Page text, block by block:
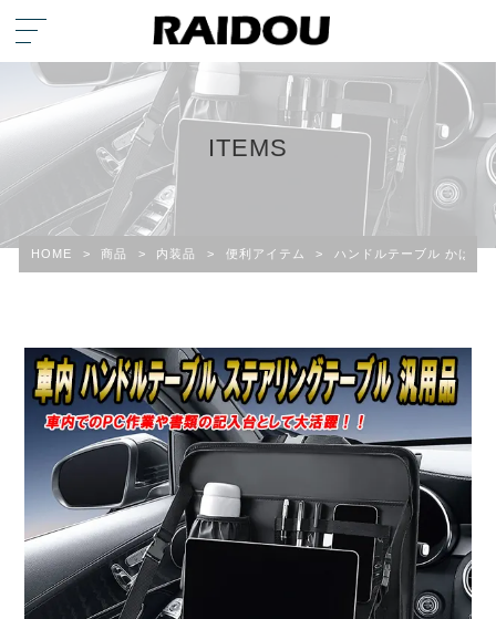
ITEMS
HOME > 商品 > 内装品 > 便利アイテム > ハンドルテーブル かばん